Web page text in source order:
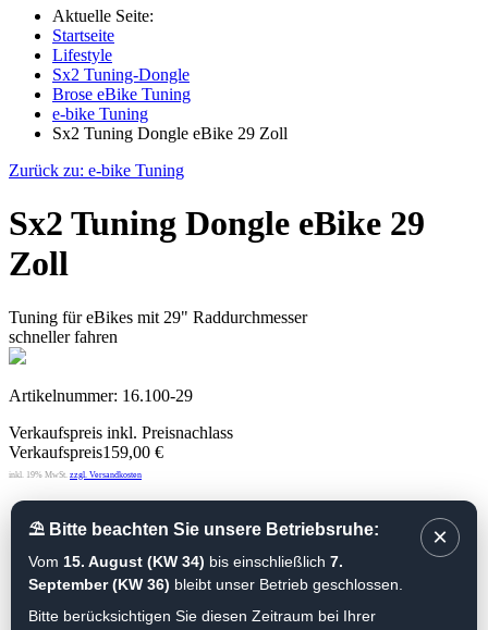
Aktuelle Seite:
Startseite
Lifestyle
Sx2 Tuning-Dongle
Brose eBike Tuning
e-bike Tuning
Sx2 Tuning Dongle eBike 29 Zoll
Zurück zu: e-bike Tuning
Sx2 Tuning Dongle eBike 29
Zoll
Tuning für eBikes mit 29" Raddurchmesser
schneller fahren
Artikelnummer: 16.100-29
Verkaufspreis inkl. Preisnachlass
Verkaufspreis159,00 €
inkl. 19% MwSt. zzgl. Versandkosten
Datenschutzerklärung
Widerrufsbelehrung
Vertrieb
Versandkosten
Rücksendung
⛱ Bitte beachten Sie unsere Betriebsruhe:
Vom 15. August (KW 34) bis einschließlich 7.
September (KW 36) bleibt unser Betrieb geschlossen.
Bitte berücksichtigen Sie diesen Zeitraum bei Ihrer
×